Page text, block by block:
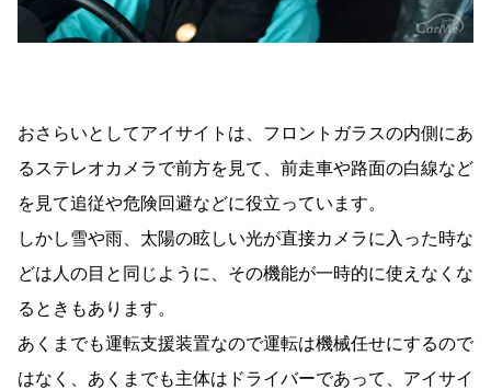
おさらいとしてアイサイトは、フロントガラスの内側にあ
るステレオカメラで前方を見て、前走車や路面の白線など
を見て追従や危険回避などに役立っています。
しかし雪や雨、太陽の眩しい光が直接カメラに入った時な
どは人の目と同じように、その機能が一時的に使えなくな
るときもあります。
あくまでも運転支援装置なので運転は機械任せにするので
はなく、あくまでも主体はドライバーであって、アイサイ